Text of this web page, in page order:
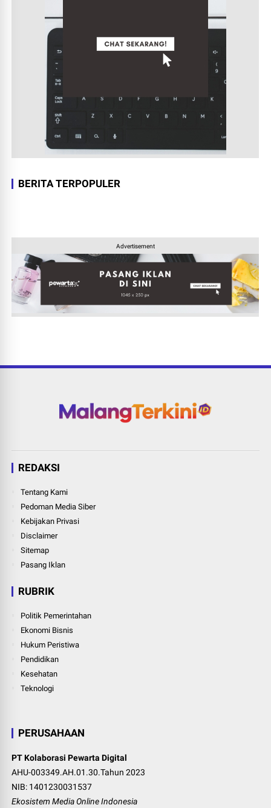
BERITA TERPOPULER
Advertisement
REDAKSI
Tentang Kami
Pedoman Media Siber
Kebijakan Privasi
Disclaimer
Sitemap
Pasang Iklan
RUBRIK
Politik Pemerintahan
Ekonomi Bisnis
Hukum Peristiwa
Pendidikan
Kesehatan
Teknologi
PERUSAHAAN
PT Kolaborasi Pewarta Digital
AHU-003349.AH.01.30.Tahun 2023
NIB: 1401230031537
Ekosistem Media Online Indonesia